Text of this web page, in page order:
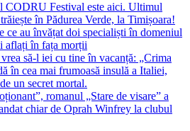
CODRU Festival este aici. Ultimul
în Pădurea Verde, la Timișoara!
ce au învățat doi specialiști în domeniul
aflați în fața morții
să-l iei cu tine în vacanță: „Crima
în cea mai frumoasă insulă a Italiei,
un secret mortal.
romanul „Stare de visare” a
chiar de Oprah Winfrey la clubul